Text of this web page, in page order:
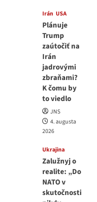
Irán USA
Plánuje
Trump
zaútočiť na
Irán
jadrovými
zbraňami?
K čomu by
to viedlo
JNS
4. augusta
2026
Ukrajina
Zalužnyj o
realite: „Do
NATO v
skutočnosti